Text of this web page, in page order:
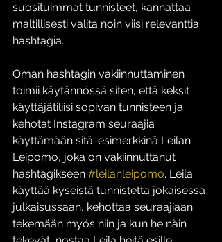
suosituimmat tunnisteet, kannattaa
maltillisesti valita noin viisi relevanttia
hashtagia.
Oman hashtagin vakiinnuttaminen
toimii käytännössä siten, että keksit
käyttäjätiliisi sopivan tunnisteen ja
kehotat Instagram seuraajia
käyttämään sitä: esimerkkinä Leilan
Leipomo, joka on vakiinnuttanut
hashtagikseen #leilanleipomo. Leila
käyttää kyseistä tunnistetta jokaisessa
julkaisussaan, kehottaa seuraajiaan
tekemään myös niin ja kun he näin